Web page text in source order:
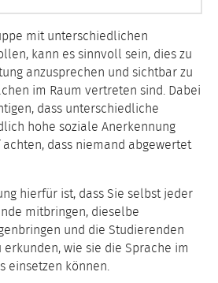
mit unterschiedlichen
kann es sinnvoll sein, dies zu
anzusprechen und sichtbar zu
im Raum vertreten sind. Dabei
dass unterschiedliche
hohe soziale Anerkennung
dass niemand abgewertet
hierfür ist, dass Sie selbst jeder
mitbringen, dieselbe
und die Studierenden
wie sie die Sprache im
einsetzen können.